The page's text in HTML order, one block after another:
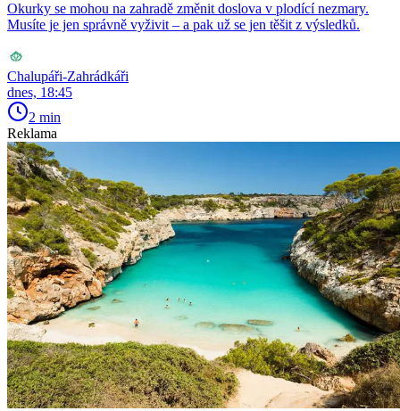
Okurky se mohou na zahradě změnit doslova v plodící nezmary.
Musíte je jen správně vyživit – a pak už se jen těšit z výsledků.
Chalupáři-Zahrádkáři
dnes, 18:45
2 min
Reklama